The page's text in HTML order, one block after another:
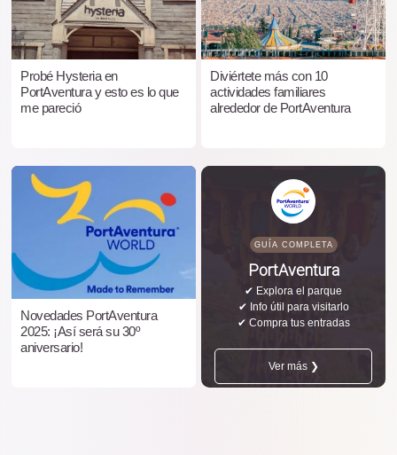
Probé Hysteria en
PortAventura y esto es lo que
me pareció
Diviértete más con 10
actividades familiares
alrededor de PortAventura
Novedades PortAventura
2025: ¡Así será su 30º
aniversario!
GUÍA COMPLETA
PortAventura
✔ Explora el parque
✔ Info útil para visitarlo
✔ Compra tus entradas
Ver más ❯